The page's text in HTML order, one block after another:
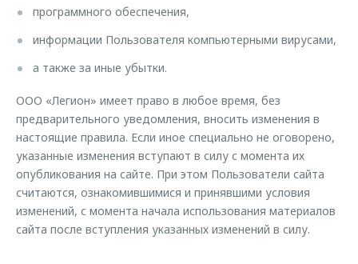
программного обеспечения,
информации Пользователя компьютерными вирусами,
а также за иные убытки.
ООО «Легион» имеет право в любое время, без
предварительного уведомления, вносить изменения в
настоящие правила. Если иное специально не оговорено,
указанные изменения вступают в силу с момента их
опубликования на сайте. При этом Пользователи сайта
считаются, ознакомившимися и принявшими условия
изменений, с момента начала использования материалов
сайта после вступления указанных изменений в силу.